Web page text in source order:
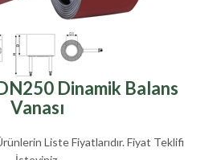
Dinamik Balans
Vanası
Liste Fiyatlarıdır. Fiyat Teklifi